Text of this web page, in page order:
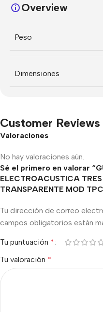
Overview
Peso
Dimensiones
Customer Reviews
Valoraciones
No hay valoraciones aún.
Sé el primero en valorar
ELECTROACUSTICA
TRANSPARENTE MOD
Tu dirección de correo
campos obligatorios están
Tu puntuación *
Tu valoración *